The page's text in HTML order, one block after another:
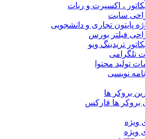
، اکسپرت و ربات
سایت
پایتون تجاری و دانشجویی
فیلتر بورس
تریدینگ ویو
تلگرامی
تولید محتوا
نویسی
بروکر ها
بروکر ها فارکس
ویژه
ویژه